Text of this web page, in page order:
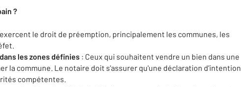
?
le droit de préemption, principalement les communes, les
les zones définies : Ceux qui souhaitent vendre un bien dans une
la commune. Le notaire doit s'assurer qu'une déclaration d'intention
compétentes.